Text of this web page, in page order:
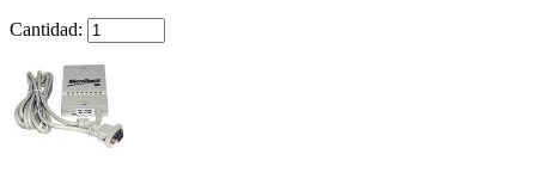
Cantidad: